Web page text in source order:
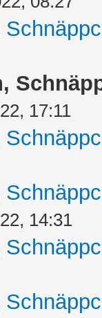
17:11
14:31